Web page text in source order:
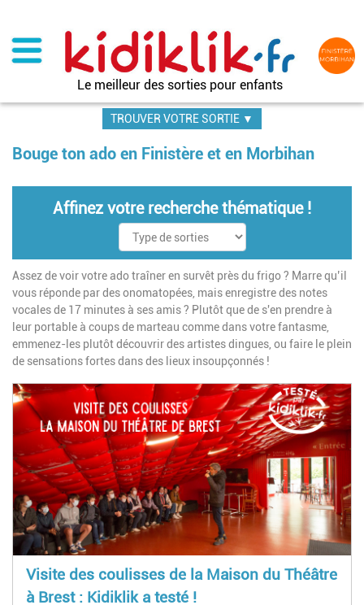
contenu
principal
Le meilleur des sorties pour enfants
TROUVER VOTRE SORTIE ▼
Bouge ton ado en Finistère et en Morbihan
Affinez votre recherche thématique !
Assez de voir votre ado traîner en survêt près du frigo ? Marre qu’il
vous réponde par des onomatopées, mais enregistre des notes
vocales de 17 minutes à ses amis ? Plutôt que de s'en prendre à
leur portable à coups de marteau comme dans votre fantasme,
emmenez-les plutôt découvrir des artistes dingues, ou faire le plein
de sensations fortes dans des lieux insoupçonnés !
Visite des coulisses de la Maison du Théâtre
à Brest : Kidiklik a testé !